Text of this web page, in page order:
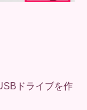
ドライブを作